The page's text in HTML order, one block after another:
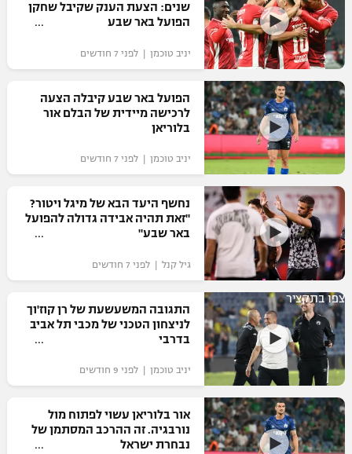
שנים: הצעת הענק שקיבל שחקן
הפועל באר שבע
יניב טוכמן | לפני 7 חודשים
הפועל באר שבע קיבלה הצעה
לרכישה מיידית של הבלם אור
בלוריאן
יניב טוכמן | לפני 7 חודשים
נחשף היעד הבא של מיגל ויטור?
"זאת תהיה אבידה גדולה להפועל
באר שבע"
גיל קנל | לפני 7 חודשים
צפו בתקציר
התגובה המשעשעת של רן קוז'וך
לניצחון הטכני של מכבי תל אביב
בדרבי
יניב טוכמן | לפני 9 חודשים
אור בלוריאן עשוי לפתוח מול
נורבגיה. זה ההרכב המסתמן של
נבחרת ישראל